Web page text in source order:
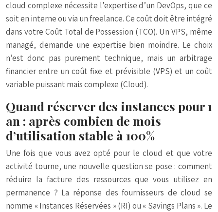
cloud complexe nécessite l’expertise d’un DevOps, que ce
soit en interne ou via un freelance. Ce coût doit être intégré
dans votre Coût Total de Possession (TCO). Un VPS, même
managé, demande une expertise bien moindre. Le choix
n’est donc pas purement technique, mais un arbitrage
financier entre un coût fixe et prévisible (VPS) et un coût
variable puissant mais complexe (Cloud).
Quand réserver des instances pour 1
an : après combien de mois
d’utilisation stable à 100%
Une fois que vous avez opté pour le cloud et que votre
activité tourne, une nouvelle question se pose : comment
réduire la facture des ressources que vous utilisez en
permanence ? La réponse des fournisseurs de cloud se
nomme « Instances Réservées » (RI) ou « Savings Plans ». Le